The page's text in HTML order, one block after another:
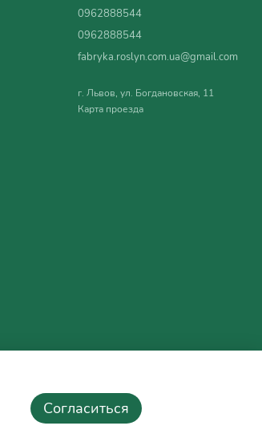
0962888544
0962888544
fabryka.roslyn.com.ua@gmail.com
г. Львов, ул. Богдановская, 11
Карта проезда
Согласиться